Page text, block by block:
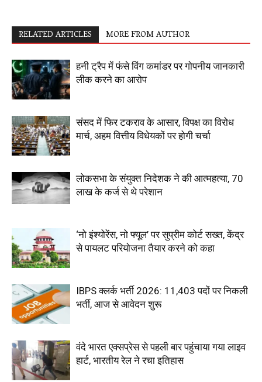
RELATED ARTICLES MORE FROM AUTHOR
हनी ट्रैप में फंसे विंग कमांडर पर गोपनीय जानकारी
लीक करने का आरोप
संसद में फिर टकराव के आसार, विपक्ष का विरोध
मार्च, अहम वित्तीय विधेयकों पर होगी चर्चा
लोकसभा के संयुक्त निदेशक ने की आत्महत्या, 70
लाख के कर्ज से थे परेशान
‘नो इंश्योरेंस, नो फ्यूल’ पर सुप्रीम कोर्ट सख्त, केंद्र
से पायलट परियोजना तैयार करने को कहा
IBPS क्लर्क भर्ती 2026: 11,403 पदों पर निकली
भर्ती, आज से आवेदन शुरू
वंदे भारत एक्सप्रेस से पहली बार पहुंचाया गया लाइव
हार्ट, भारतीय रेल ने रचा इतिहास